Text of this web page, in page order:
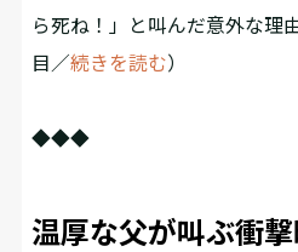
ら死ね！」と叫んだ意外な理
目／続きを読む）
◆◆◆
温厚な父が叫ぶ衝